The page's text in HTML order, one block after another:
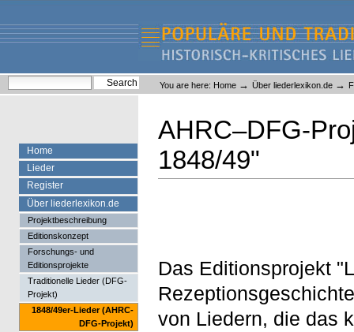
content.
navigation
Liederlexikon
Personal
tools
You are here: Home → Über liederlexikon.de →
AHRC–DFG-
1848/49"
Das Editionsprojekt
von Liedern, die das
Home
Lieder
Register
Über liederlexikon.de
Projektbeschreibung
Editionskonzept
Forschungs- und
Editionsprojekte
Traditionelle Lieder (DFG-
Projekt)
1848/49er-Lieder (AHRC-
DFG-Projekt)